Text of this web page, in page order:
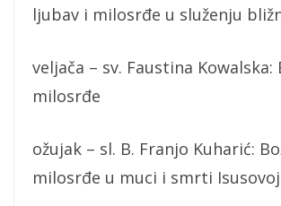
ljubav i milosrđe u služenju
veljača – sv. Faustina Kowalska:
milosrđe
ožujak – sl. B. Franjo Kuharić:
milosrđe u muci i smrti Isusovoj